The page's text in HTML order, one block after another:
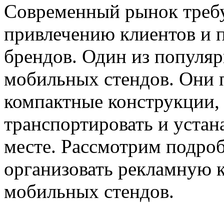
Современный рынок
привлечению клиентов и
брендов. Один из
мобильных стендов. Они
компактные конструкции,
транспортировать и
месте. Рассмотрим
организовать рекламную
мобильных стендов.